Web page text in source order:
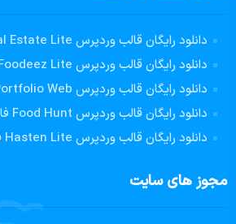
دانلود رایگان قالب وردپرس Real Estate Lite فارسی
دانلود رایگان قالب وردپرس Foodeez Lite فارسی
دانلود رایگان قالب وردپرس Portfolio Web فارسی
دانلود رایگان قالب وردپرس Food Hunt فارسی
دانلود رایگان قالب وردپرس Hasten Lite فارسی
مجوز های سایت